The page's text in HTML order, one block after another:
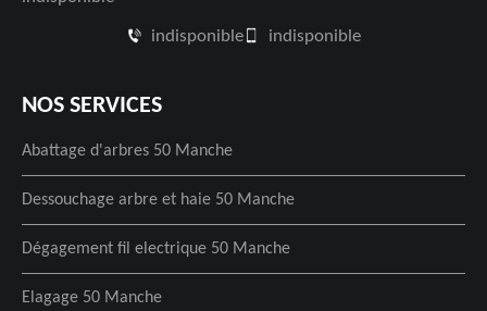
indisponible indisponible
NOS SERVICES
Abattage d'arbres 50 Manche
Dessouchage arbre et haie 50 Manche
Dégagement fil electrique 50 Manche
Elagage 50 Manche